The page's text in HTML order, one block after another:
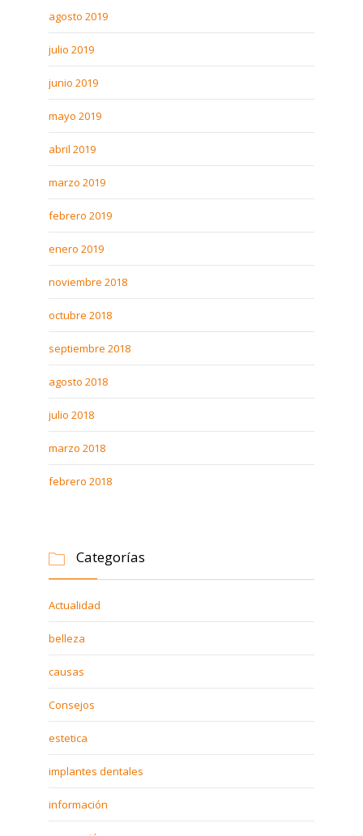
agosto 2019
julio 2019
junio 2019
mayo 2019
abril 2019
marzo 2019
febrero 2019
enero 2019
noviembre 2018
octubre 2018
septiembre 2018
agosto 2018
julio 2018
marzo 2018
febrero 2018
 Categorías
Actualidad
belleza
causas
Consejos
estetica
implantes dentales
información